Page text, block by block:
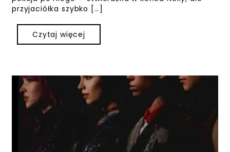
przyjaciółka szybko […]
Czytaj więcej